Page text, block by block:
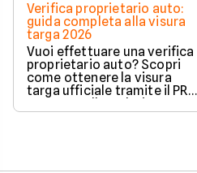
Verifica proprietario auto:
guida completa alla visura
targa 2026
Vuoi effettuare una verifica
proprietario auto? Scopri
come ottenere la visura
targa ufficiale tramite il PRA
per controllare dati e
vincoli in totale sicurezza.